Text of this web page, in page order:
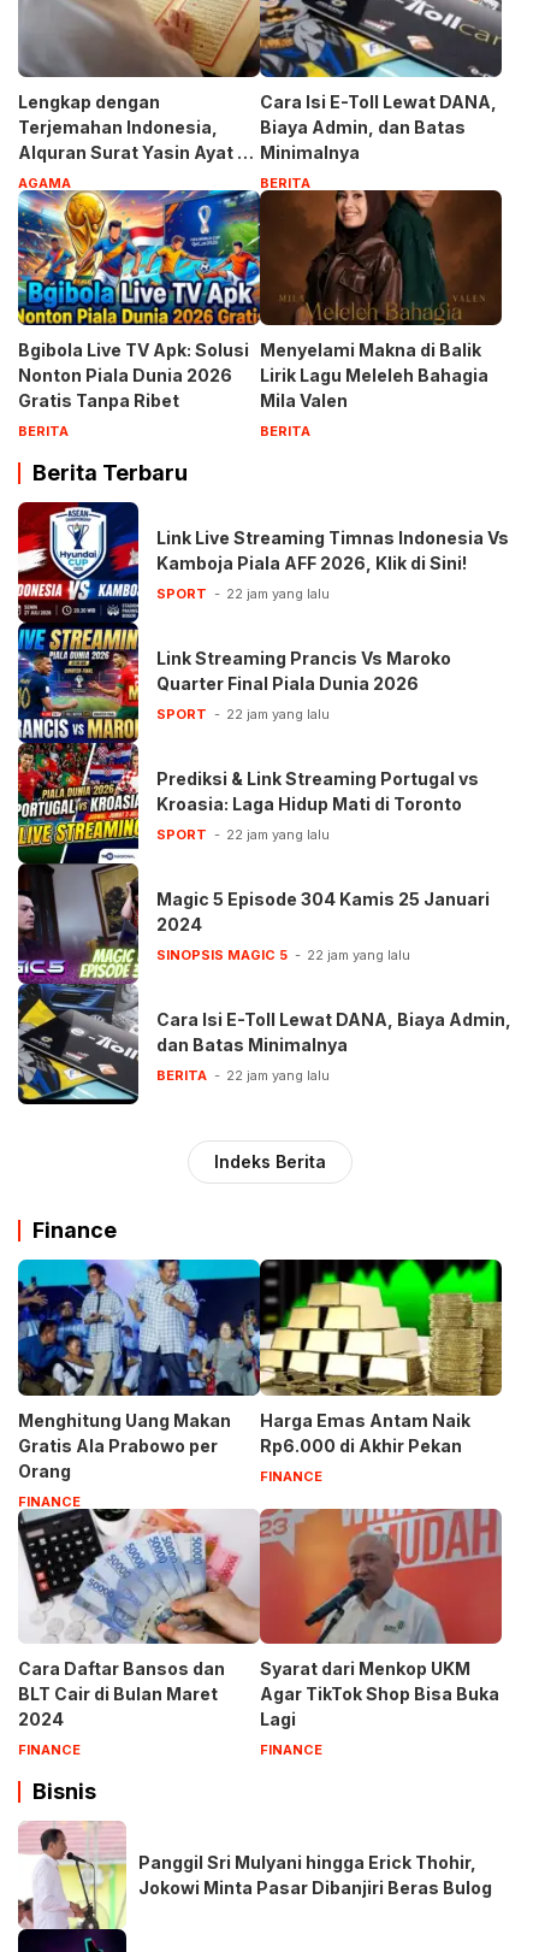
Lengkap dengan
Terjemahan Indonesia,
Alquran Surat Yasin Ayat 1-
83
AGAMA
Cara Isi E-Toll Lewat DANA,
Biaya Admin, dan Batas
Minimalnya
BERITA
Bgibola Live TV Apk: Solusi
Nonton Piala Dunia 2026
Gratis Tanpa Ribet
BERITA
Menyelami Makna di Balik
Lirik Lagu Meleleh Bahagia
Mila Valen
BERITA
Berita Terbaru
Link Live Streaming Timnas Indonesia Vs
Kamboja Piala AFF 2026, Klik di Sini!
SPORT 22 jam yang lalu
Link Streaming Prancis Vs Maroko
Quarter Final Piala Dunia 2026
SPORT 22 jam yang lalu
Prediksi & Link Streaming Portugal vs
Kroasia: Laga Hidup Mati di Toronto
SPORT 22 jam yang lalu
Magic 5 Episode 304 Kamis 25 Januari
2024
SINOPSIS MAGIC 5 22 jam yang lalu
Cara Isi E-Toll Lewat DANA, Biaya Admin,
dan Batas Minimalnya
BERITA 22 jam yang lalu
Indeks Berita
Finance
Menghitung Uang Makan
Gratis Ala Prabowo per
Orang
FINANCE
Harga Emas Antam Naik
Rp6.000 di Akhir Pekan
FINANCE
Cara Daftar Bansos dan
BLT Cair di Bulan Maret
2024
FINANCE
Syarat dari Menkop UKM
Agar TikTok Shop Bisa Buka
Lagi
FINANCE
Bisnis
Panggil Sri Mulyani hingga Erick Thohir,
Jokowi Minta Pasar Dibanjiri Beras Bulog